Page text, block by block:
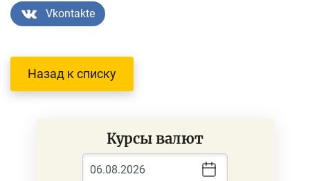
Vkontakte
Назад к списку
Курсы валют